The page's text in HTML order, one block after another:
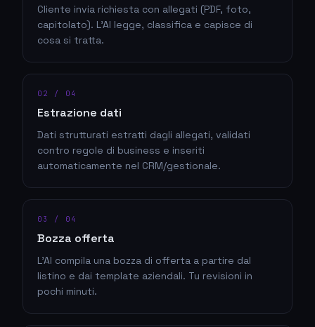
Cliente invia richiesta con allegati (PDF, foto,
capitolato). L'AI legge, classifica e capisce di
cosa si tratta.
02 / 04
Estrazione dati
Dati strutturati estratti dagli allegati, validati
contro regole di business e inseriti
automaticamente nel CRM/gestionale.
03 / 04
Bozza offerta
L'AI compila una bozza di offerta a partire dal
listino e dai template aziendali. Tu revisioni in
pochi minuti.